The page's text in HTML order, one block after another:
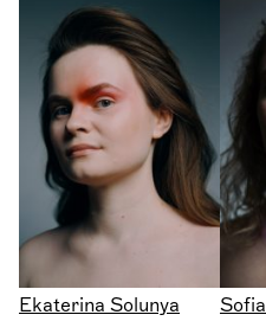
Ekaterina Solunya